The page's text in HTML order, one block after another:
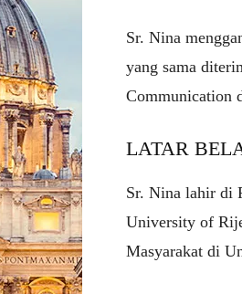
Sr. Nina
yang sama
Communication
LATAR
Sr. Nina lahir di
University of
Masyarakat di